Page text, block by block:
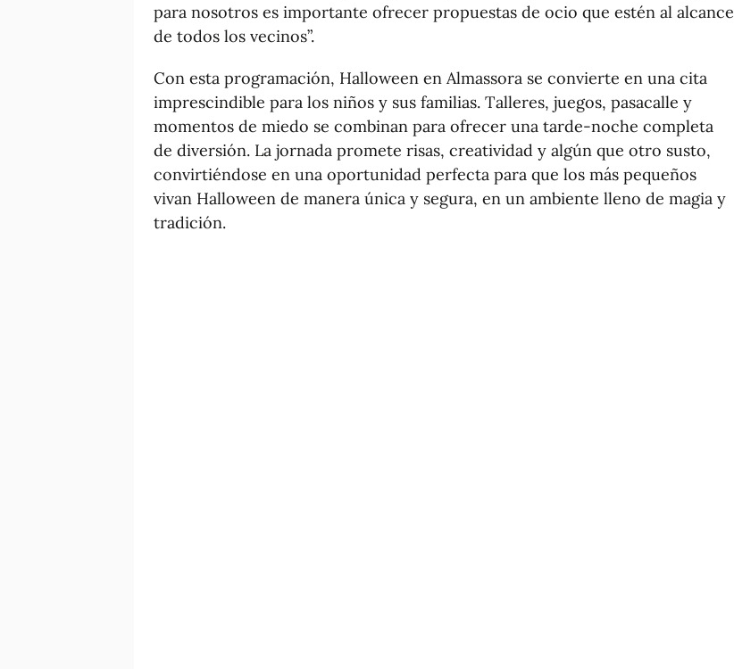
para nosotros es importante ofrecer propuestas de ocio que estén al alcance
de todos los vecinos”.
Con esta programación, Halloween en Almassora se convierte en una cita
imprescindible para los niños y sus familias. Talleres, juegos, pasacalle y
momentos de miedo se combinan para ofrecer una tarde-noche completa
de diversión. La jornada promete risas, creatividad y algún que otro susto,
convirtiéndose en una oportunidad perfecta para que los más pequeños
vivan Halloween de manera única y segura, en un ambiente lleno de magia y
tradición.